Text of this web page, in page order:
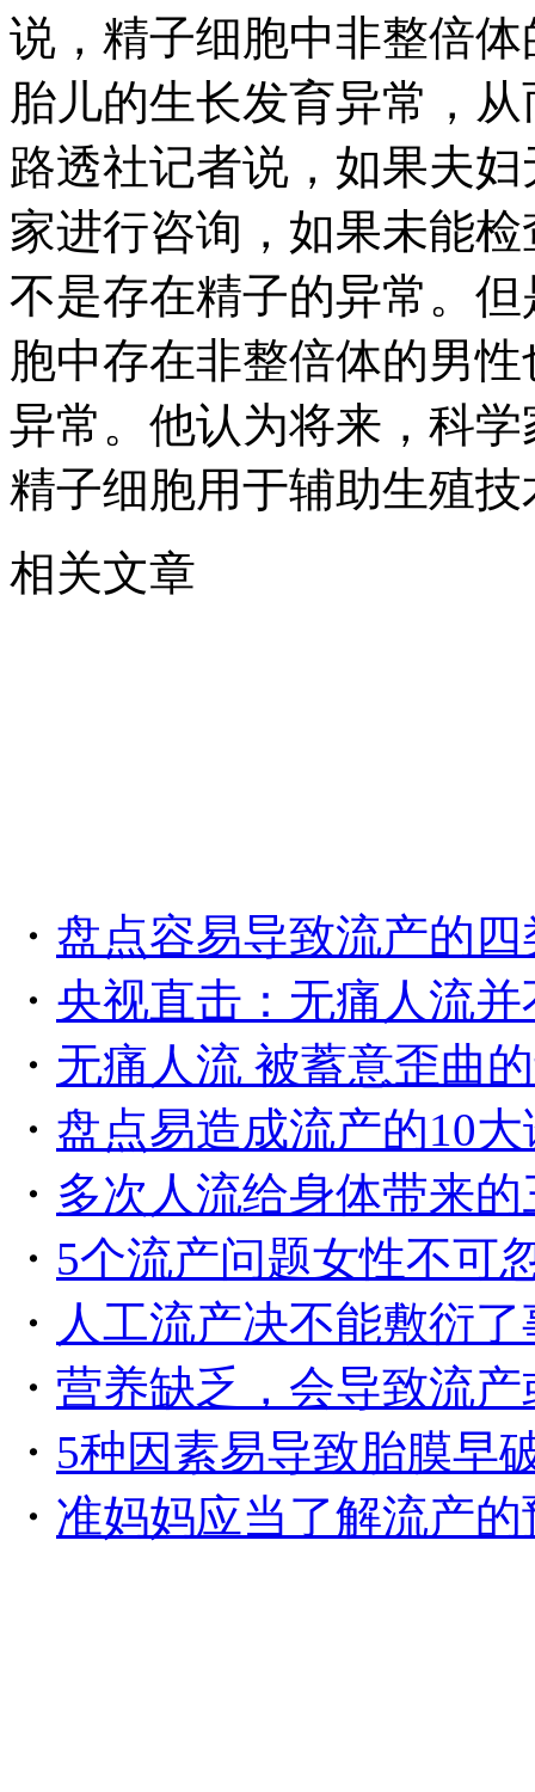
说，精子细胞中非整倍
胎儿的生长发育异常，
路透社记者说，如果夫
家进行咨询，如果未能
不是存在精子的异常。
胞中存在非整倍体的男
异常。他认为将来，科
精子细胞用于辅助生殖技
相关文章
・ 盘点容易导致流产的四
・ 央视直击：无痛人流
・ 无痛人流 被蓄意歪曲
・ 盘点易造成流产的10
・ 多次人流给身体带来
・ 5个流产问题女性不可
・ 人工流产决不能敷衍了
・ 营养缺乏，会导致流产
・ 5种因素易导致胎膜早
・ 准妈妈应当了解流产